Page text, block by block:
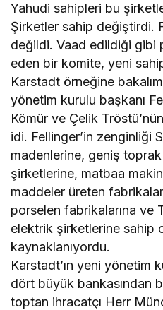
Yahudi sahipleri bu
Şirketler sahip değiştirdi.
değildi. Vaad edildiği gibi
eden bir komite, yeni
Karstadt örneğine
yönetim kurulu başkanı
Kömür ve Çelik
idi. Fellinger’in zenginliği
madenlerine, geniş
şirketlerine, matbaa
maddeler üreten
porselen fabrikalarına ve
elektrik şirketlerine sahip
kaynaklanıyordu.
Karstadt’ın yeni yönetim
dört büyük bankasından
toptan ihracatçı Herr